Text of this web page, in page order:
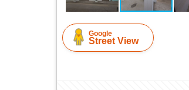
Google
Street View